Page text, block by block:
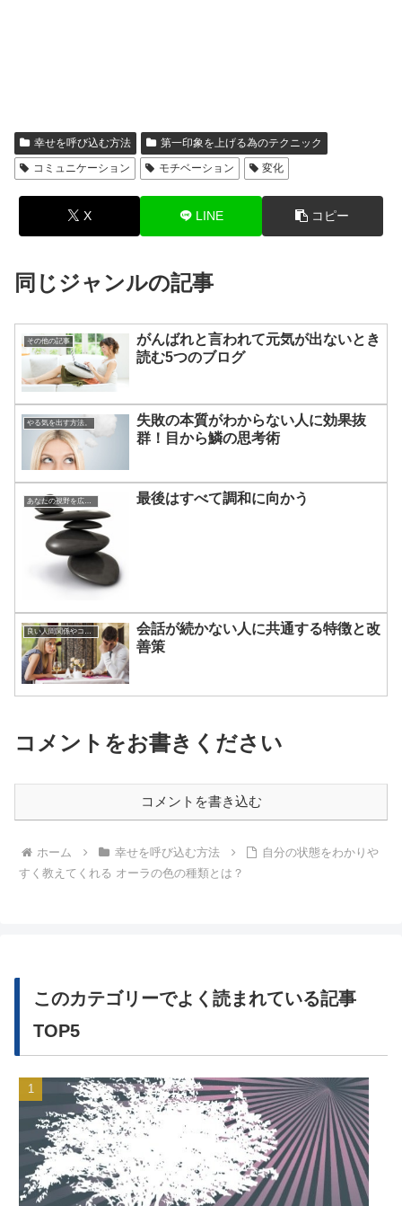
幸せを呼び込む方法
第一印象を上げる為のテクニック
コミュニケーション
モチベーション 変化
X LINE コピー
同じジャンルの記事
その他の記事
がんばれと言われて元気が出ないとき
読む5つのブログ
やる気を出す方法。
失敗の本質がわからない人に効果抜
群！目から鱗の思考術
最後はすべて調和に向かう
会話が続かない人に共通する特徴と改
善策
コメントをお書きください
コメントを書き込む
ホーム 幸せを呼び込む方法
自分の状態をわかりや
すく教えてくれる オーラの色の種類とは？
このカテゴリーでよく読まれている記事
TOP5